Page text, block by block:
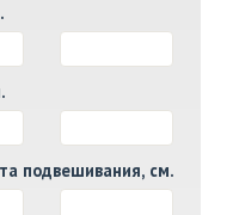
подвешивания, см.